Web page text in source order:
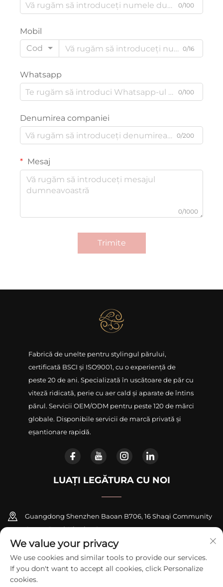
0/100
Mobil
Cod
0/16
Whatsapp
0/100
Denumirea companiei
0/200
Mesaj
0/1000
Trimite
Fabrică de unelte pentru stylingul părului,
certificată BSCI și ISO9001, cu o experiență de
peste 20 de ani. Specializată în uscătoare de păr cu
viteză ridicată, perie cu aer cald și aparate de întins
părul. Servicii OEM/ODM pentru peste 120 de mărci
globale. Disponibile servicii de marcă privată și
eșantionare rapidă.
LUAȚI LEGĂTURA CU NOI
Guangdong Shenzhen Baoan B706, 16 Shaqi Community
Centre Road, Xinqiao Street
+86-18948311339
[email protected]
We value your privacy
We use cookies and similar tools to provide our services.
If you don't want to accept all cookies, click Personalize
cookies.